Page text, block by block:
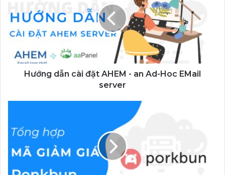
AHEM
-
Ad-
Hoc
Hướng dẫn cài đặt AHEM - an Ad-Hoc EMail
server
miễn
phí
tại
Porkbun
(.DEV,